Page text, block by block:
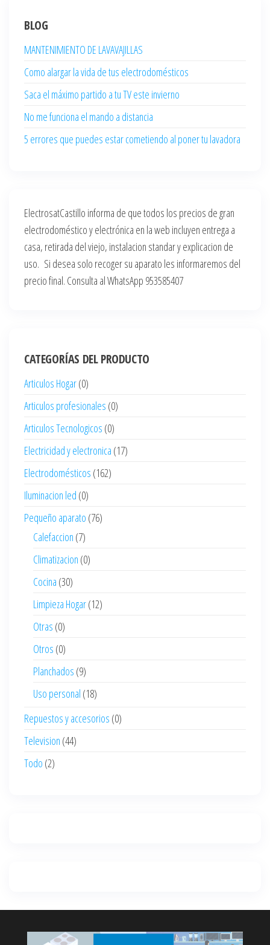
BLOG
MANTENIMIENTO DE LAVAVAJILLAS
Como alargar la vida de tus electrodomésticos
Saca el máximo partido a tu TV este invierno
No me funciona el mando a distancia
5 errores que puedes estar cometiendo al poner tu lavadora
ElectrosatCastillo informa de que todos los precios de gran
electrodoméstico y electrónica en la web incluyen entrega a
casa, retirada del viejo, instalacion standar y explicacion de
uso. Si desea solo recoger su aparato les informaremos del
precio final. Consulta al WhatsApp 953585407
CATEGORÍAS DEL PRODUCTO
Articulos Hogar(0)
Articulos profesionales (0)
Articulos Tecnologicos (0)
Electricidad y electronica (17)
Electrodomésticos (162)
Iluminacion led (0)
Pequeño aparato (76)
Calefaccion (7)
Climatizacion (0)
Cocina (30)
Limpieza Hogar(12)
Otras (0)
Otros (0)
Planchados (9)
Uso personal (18)
Repuestos y accesorios (0)
Television (44)
Todo (2)